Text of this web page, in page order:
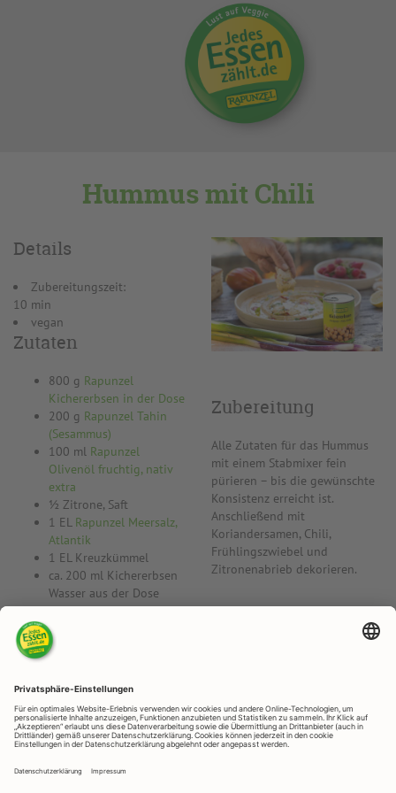
Hummus mit Chili
Details
Zubereitungszeit:
10 min
vegan
Zutaten
800 g Rapunzel
Kichererbsen in der Dose
200 g Rapunzel Tahin
(Sesammus)
100 ml Rapunzel
Olivenöl fruchtig, nativ
extra
½ Zitrone, Saft
1 EL Rapunzel Meersalz,
Atlantik
1 EL Kreuzkümmel
ca. 200 ml Kichererbsen
Wasser aus der Dose
Topping:
½ frische Chili
1 TL Koriandersamen
1 Frühlingszwiebel,
geschnitten
Zubereitung
Alle Zutaten für das Hummus
mit einem Stabmixer fein
pürieren – bis die gewünschte
Konsistenz erreicht ist.
Anschließend mit
Koriandersamen, Chili,
Frühlingszwiebel und
Zitronenabrieb dekorieren.